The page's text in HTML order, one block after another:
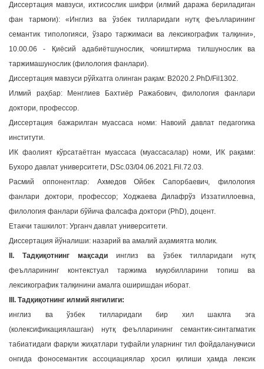
g
a
t
i
o
n
Диссертация мавзуси, ихтисослик шифри (илмий даража бериладиган
фан тармоғи): «Инглиз ва ўзбек тилларидаги нутқ феълларининг
семантик типологияси, ўзаро таржимаси ва лексикографик талқини»,
10.00.06 - Қиёсий адабиётшунослик, чоғиштирма тилшунослик ва
таржимашунослик (филология фанлари).
Диссертация мавзуси рўйхатга олинган рақам: В2020.2.PhD/Fil1302.
Илмий раҳбар: Менглиев Бахтиёр Ражабович, филология фанлари
доктори, профессор.
Диссертация бажарилган муассаса номи: Навоий давлат педагогика
институти.
ИК фаолият кўрсатаётган муассаса (муассасалар) номи, ИК рақами:
Бухоро давлат университети, DSc.03/04.06.2021.Fil.72.03.
Расмий оппонентлар: Ахмедов Ойбек Сапорбаевич, филология
фанлари доктори, профессор; Ходжаева Дилафрўз Иззатиллоевна,
филология фанлари бўйича фалсафа доктори (PhD), доцент.
Етакчи ташкилот: Урганч давлат университети.
Диссертация йўналиши: назарий ва амалий аҳамиятга молик.
II. Тадқиқотнинг мақсади инглиз ва ўзбек тилларидаги нутқ
феълларининг контекстуал таржима муқобилларини топиш ва
лексикографик талқинини амалга оширишдан иборат.
III. Тадқиқотнинг илмий янгилиги:
инглиз ва ўзбек тилларидаги бир хил шаклга эга
(колексификациялашган) нутқ феълларининг семантик-синтагматик
табиатидаги фарқли жиҳатлари туфайли уларнинг тил фойдаланувчиси
онгида фоносемантик ассоциациялар ҳосил қилиши ҳамда лексик